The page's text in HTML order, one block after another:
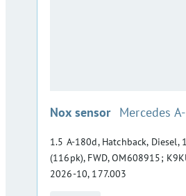
Nox sensor :Mercedes
1.5 A-180d, Hatchback, Diesel,
(116pk), FWD, OM608915;
2026-10, 177.003